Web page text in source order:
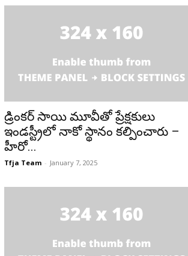
డ్రింకర్ సాయి మూవీతో ప్రేక్షకులు
ఇండస్ట్రీలో నాకో స్థానం కల్పించారు –
హీరో...
Tfja Team - January 7, 2025